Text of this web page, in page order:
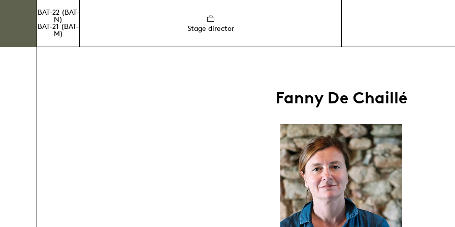
BAT-22 (BAT-
N)
BAT-21 (BAT-
M)
Stage director
Fanny De Chaillé